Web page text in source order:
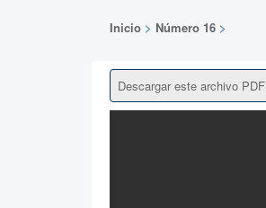
Inicio > Número 16 >
Descargar este archivo PDF